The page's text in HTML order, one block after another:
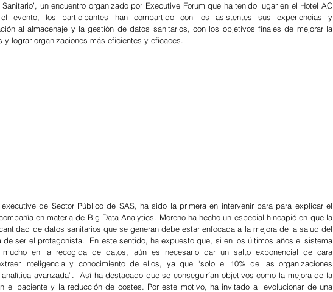
un encuentro organizado por Executive Forum que ha tenido lugar en el Hotel AC
evento, los participantes han compartido con los asistentes sus experiencias y
al almacenaje y la gestión de datos sanitarios, con los objetivos finales de mejorar la
y lograr organizaciones más eficientes y eficaces.
de Sector Público de SAS, ha sido la primera en intervenir para para explicar el
en materia de Big Data Analytics. Moreno ha hecho un especial hincapié en que la
de datos sanitarios que se generan debe estar enfocada a la mejora de la salud del
de ser el protagonista.  En este sentido, ha expuesto que, si en los últimos años el sistema
mucho en la recogida de datos, aún es necesario dar un salto exponencial de cara
inteligencia y conocimiento de ellos, ya que “solo el 10% de las organizaciones
avanzada”.  Así ha destacado que se conseguirían objetivos como la mejora de la
el paciente y la reducción de costes. Por este motivo, ha invitado a  evolucionar de una